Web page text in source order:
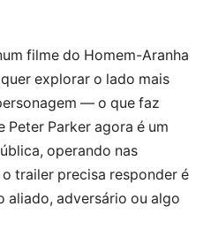
filme do Homem-Aranha
quer explorar o lado mais
— o que faz
Peter Parker agora é um
operando nas
trailer precisa responder é
aliado, adversário ou algo